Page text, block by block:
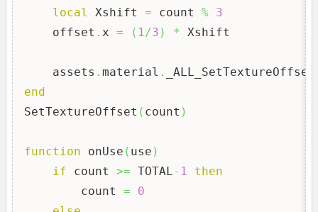
local
Xshift = count % 3
    offset
. x = ( 1 /3 ) * Xshift
    assets
. material .
end
SetTextureOffset ( count )
function onUse ( use )
if count >= TOTAL - 1
then
        count
=
0